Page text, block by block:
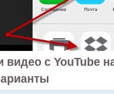
видео с YouTube